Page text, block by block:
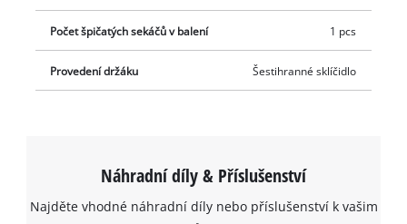
Počet špičatých sekáčů v balení 1 pcs
Provedení držáku Šestihranné sklíčidlo
Náhradní díly & Příslušenství
Najděte vhodné náhradní díly nebo příslušenství k vašim